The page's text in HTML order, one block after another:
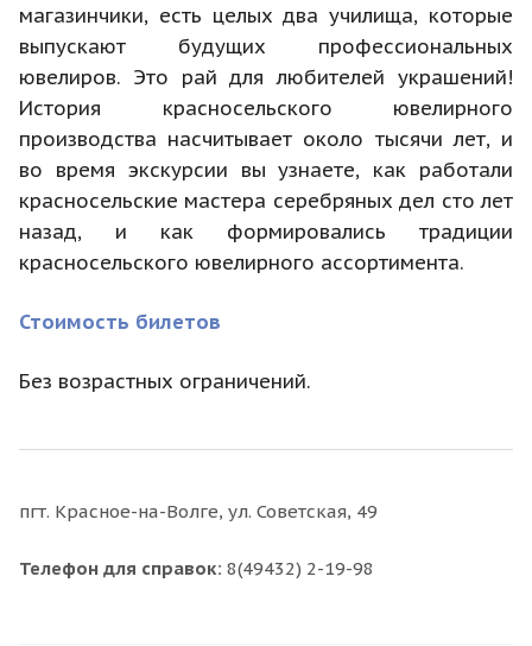
магазинчики, есть целых два училища, которые
выпускают будущих профессиональных
ювелиров. Это рай для любителей украшений!
История красносельского ювелирного
производства насчитывает около тысячи лет, и
во время экскурсии вы узнаете, как работали
красносельские мастера серебряных дел сто лет
назад, и как формировались традиции
красносельского ювелирного ассортимента.
Стоимость билетов
Без возрастных ограничений.
пгт. Красное-на-Волге, ул. Советская, 49
Телефон для справок: 8(49432) 2-19-98